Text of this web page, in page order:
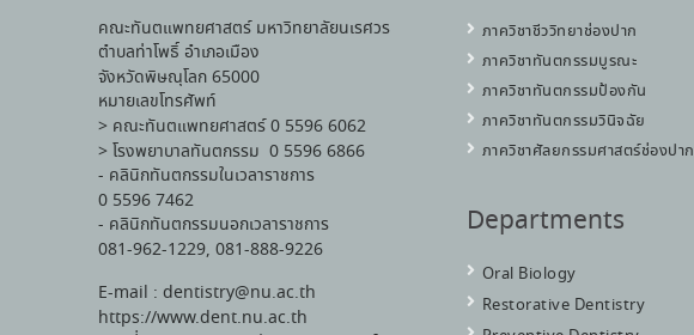
คณะทันตแพทยศาสตร์ มหาวิทยาลัยนเรศวร
ตำบลท่าโพธิ์ อำเภอเมือง
จังหวัดพิษณุโลก 65000
หมายเลขโทรศัพท์
> คณะทันตแพทยศาสตร์ 0 5596 6062
> โรงพยาบาลทันตกรรม 0 5596 6866
- คลินิกทันตกรรมในเวลาราชการ
0 5596 7462
- คลินิกทันตกรรมนอกเวลาราชการ
081-962-1229, 081-888-9226
E-mail : dentistry@nu.ac.th
https://www.dent.nu.ac.th
ภาควิชาชีววิทยาช่องปาก
ภาควิชาทันตกรรมบูรณะ
ภาควิชาทันตกรรมป้องกัน
ภาควิชาทันตกรรมวินิจฉัย
ภาควิชาศัลยกรรมศาสตร์ช่องปาก
Departments
Oral Biology
Restorative Dentistry